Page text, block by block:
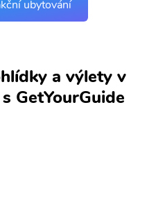
ubytování
a výlety v
GetYourGuide